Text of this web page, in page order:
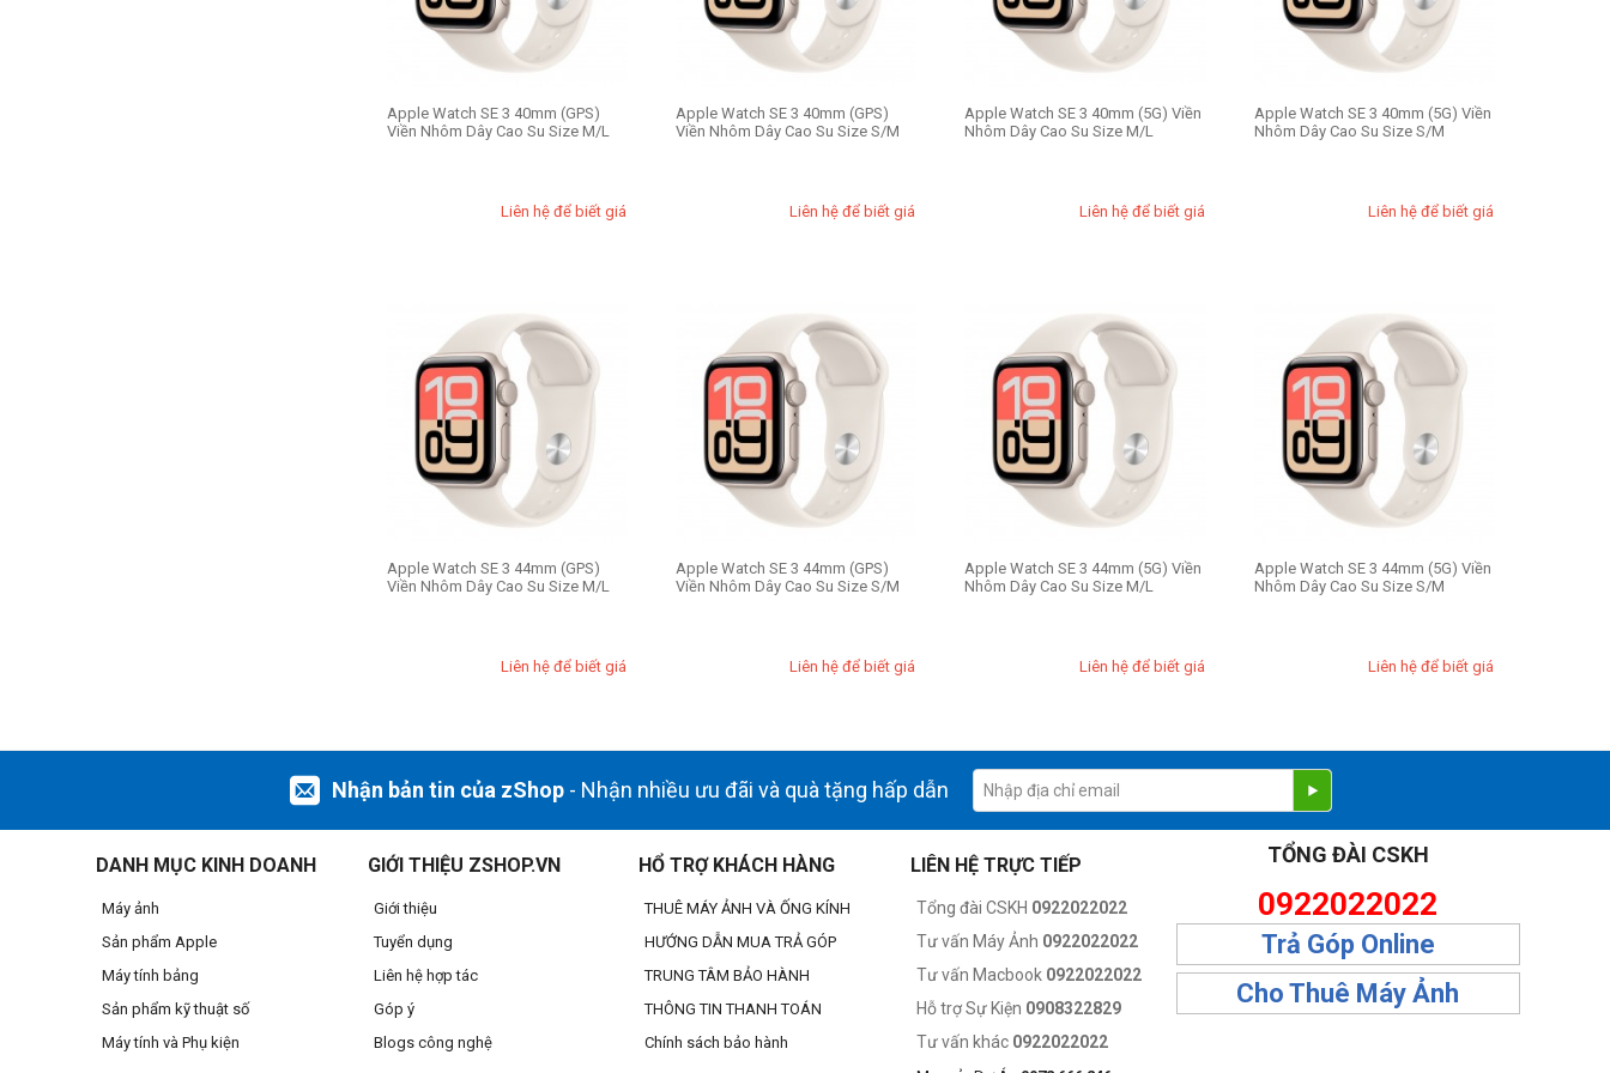
Apple Watch SE 3 40mm (GPS)
Viền Nhôm Dây Cao Su Size M/L
Liên hệ để biết giá
Apple Watch SE 3 40mm (GPS)
Viền Nhôm Dây Cao Su Size S/M
Liên hệ để biết giá
Apple Watch SE 3 40mm (5G) Viền
Nhôm Dây Cao Su Size M/L
Liên hệ để biết giá
Apple Watch SE 3 40mm (5G) Viền
Nhôm Dây Cao Su Size S/M
Liên hệ để biết giá
Apple Watch SE 3 44mm (GPS)
Viền Nhôm Dây Cao Su Size M/L
Liên hệ để biết giá
Apple Watch SE 3 44mm (GPS)
Viền Nhôm Dây Cao Su Size S/M
Liên hệ để biết giá
Apple Watch SE 3 44mm (5G) Viền
Nhôm Dây Cao Su Size M/L
Liên hệ để biết giá
Apple Watch SE 3 44mm (5G) Viền
Nhôm Dây Cao Su Size S/M
Liên hệ để biết giá
Nhận bản tin của zShop - Nhận nhiều ưu đãi và quà tặng hấp dẫn
DANH MỤC KINH DOANH
Máy ảnh
Sản phẩm Apple
Máy tính bảng
Sản phẩm kỹ thuật số
Máy tính và Phụ kiện
GIỚI THIỆU ZSHOP.VN
Giới thiệu
Tuyển dụng
Liên hệ hợp tác
Góp ý
Blogs công nghệ
HỔ TRỢ KHÁCH HÀNG
THUÊ MÁY ẢNH VÀ ỐNG KÍNH
HƯỚNG DẪN MUA TRẢ GÓP
TRUNG TÂM BẢO HÀNH
THÔNG TIN THANH TOÁN
Chính sách bảo hành
LIÊN HỆ TRỰC TIẾP
Tổng đài CSKH 0922022022
Tư vấn Máy Ảnh 0922022022
Tư vấn Macbook 0922022022
Hỗ trợ Sự Kiện 0908322829
Tư vấn khác 0922022022
TỔNG ĐÀI CSKH
0922022022
Trả Góp Online
Cho Thuê Máy Ảnh